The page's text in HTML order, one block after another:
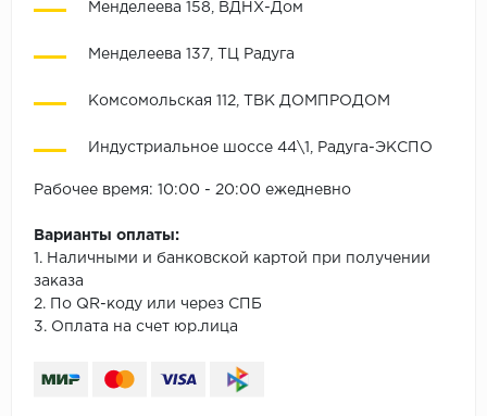
Менделеева 158, ВДНХ-Дом
Менделеева 137, ТЦ Радуга
Комсомольская 112, ТВК ДОМПРОДОМ
Индустриальное шоссе 44\1, Радуга-ЭКСПО
Рабочее время: 10:00 - 20:00 ежедневно
Варианты оплаты:
1. Наличными и банковской картой при получении
заказа
2. По QR-коду или через СПБ
3. Оплата на счет юр.лица